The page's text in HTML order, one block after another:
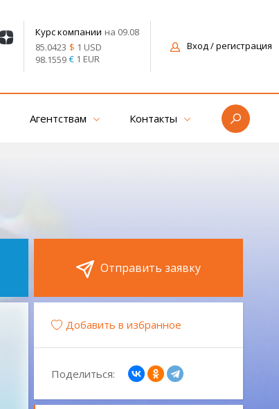
Курс компании на 09.08
85.0423 $ 1 USD
98.1559 €1 EUR
Вход/ регистрация
Агентствам Контакты
Отправить заявку
Добавить в избранное
Поделиться: